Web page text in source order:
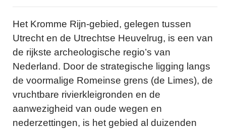
Het Kromme Rijn-gebied, gelegen tussen
Utrecht en de Utrechtse Heuvelrug, is een van
de rijkste archeologische regio’s van
Nederland. Door de strategische ligging langs
de voormalige Romeinse grens (de Limes), de
vruchtbare rivierkleigronden en de
aanwezigheid van oude wegen en
nederzettingen, is het gebied al duizenden